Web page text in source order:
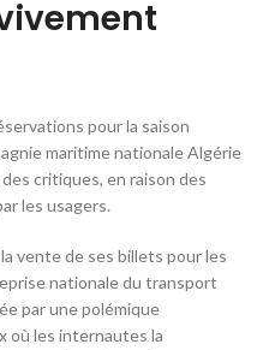
pour la saison
maritime nationale Algérie
critiques, en raison des
les usagers.
la vente de ses billets pour les
nationale du transport
par une polémique
où les internautes la